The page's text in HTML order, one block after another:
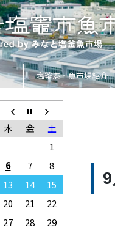
塩釜港・魚市場紹介
木 金
土
1
6 7
8
13 14
15
20 21
22
27 28
29